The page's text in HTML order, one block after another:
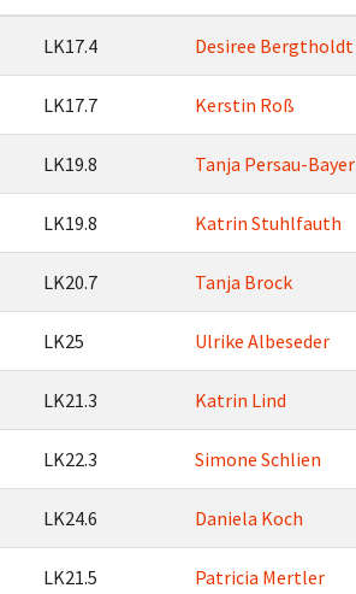
LK17.4 Desiree Bergtholdt
LK17.7 Kerstin Roß
LK19.8 Tanja Persau-Bayer
LK19.8 Katrin Stuhlfauth
LK20.7 Tanja Brock
LK25 Ulrike Albeseder
LK21.3 Katrin Lind
LK22.3 Simone Schlien
LK24.6 Daniela Koch
LK21.5 Patricia Mertler